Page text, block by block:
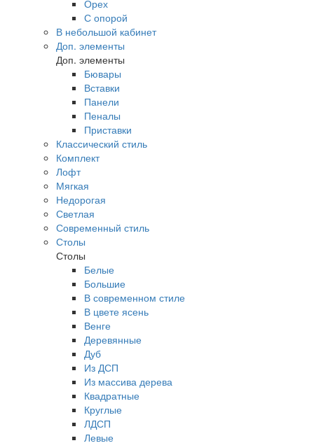
Орех
С опорой
В небольшой кабинет
Доп. элементы
Доп. элементы
Бювары
Вставки
Панели
Пеналы
Приставки
Классический стиль
Комплект
Лофт
Мягкая
Недорогая
Светлая
Современный стиль
Столы
Столы
Белые
Большие
В современном стиле
В цвете ясень
Венге
Деревянные
Дуб
Из ДСП
Из массива дерева
Квадратные
Круглые
ЛДСП
Левые